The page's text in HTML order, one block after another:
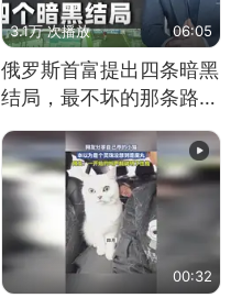
3.1万 次播放 06:05
俄罗斯首富提出四条暗黑
结局，最不坏的那条路是
00:32